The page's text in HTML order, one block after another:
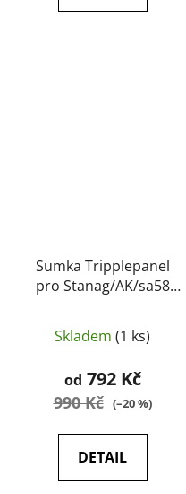
Sumka Tripplepanel
pro Stanag/AK/sa58
cordura/laminát - New
River
Skladem (1 ks)
od 792 Kč
990 Kč (–20 %)
DETAIL